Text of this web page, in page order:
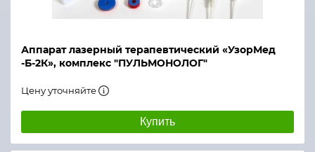
Аппарат лазерный терапевтический «УзорМед
-Б-2К», комплекс "ПУЛЬМОНОЛОГ"
Цену уточняйте
Купить